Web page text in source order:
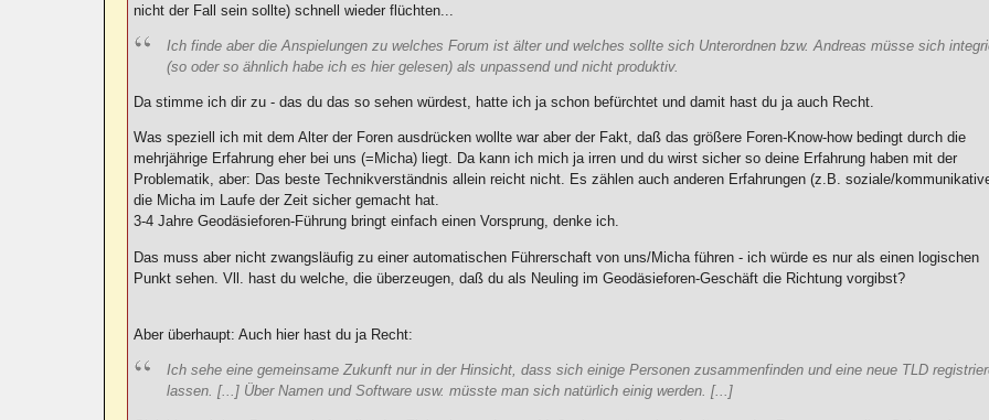
nicht der Fall sein sollte) schnell wieder flüchten...
Ich finde aber die Anspielungen zu welches Forum ist älter und welches sollte sich Unterordnen bzw. Andreas müsse sich
(so oder so ähnlich habe ich es hier gelesen) als unpassend und nicht produktiv.
Da stimme ich dir zu - das du das so sehen würdest, hatte ich ja schon befürchtet und damit hast du ja auch Recht.
Was speziell ich mit dem Alter der Foren ausdrücken wollte war aber der Fakt, daß das größere Foren-Know-how bedingt durch die
mehrjährige Erfahrung eher bei uns (=Micha) liegt. Da kann ich mich ja irren und du wirst sicher so deine Erfahrung haben mit der
Problematik, aber: Das beste Technikverständnis allein reicht nicht. Es zählen auch anderen Erfahrungen (z.B. soziale/
die Micha im Laufe der Zeit sicher gemacht hat.
3-4 Jahre Geodäsieforen-Führung bringt einfach einen Vorsprung, denke ich.
Das muss aber nicht zwangsläufig zu einer automatischen Führerschaft von uns/Micha führen - ich würde es nur als einen logischen
Punkt sehen. Vll. hast du welche, die überzeugen, daß du als Neuling im Geodäsieforen-Geschäft die Richtung vorgibst?
Aber überhaupt: Auch hier hast du ja Recht:
Ich sehe eine gemeinsame Zukunft nur in der Hinsicht, dass sich einige Personen zusammenfinden und eine neue TLD
lassen. [...] Über Namen und Software usw. müsste man sich natürlich einig werden. [...]